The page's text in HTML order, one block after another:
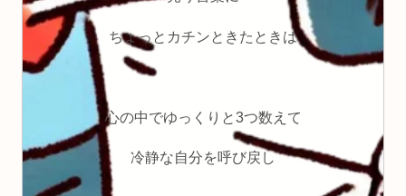
ちょっとカチンときたときは
心の中でゆっくりと3つ数えて
冷静な自分を呼び戻し